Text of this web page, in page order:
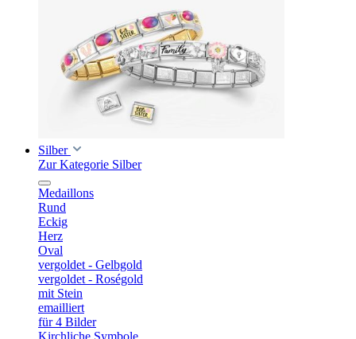
Silber
Zur Kategorie Silber
Medaillons
Rund
Eckig
Herz
Oval
vergoldet - Gelbgold
vergoldet - Roségold
mit Stein
emailliert
für 4 Bilder
Kirchliche Symbole